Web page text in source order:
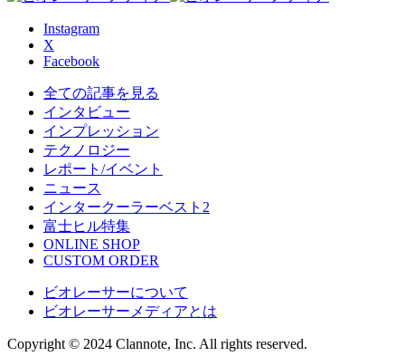
Instagram
X
Facebook
全ての記事を見る
インタビュー
インプレッション
テクノロジー
レポート/イベント
ニュース
インタークーラーベスト2
富士ヒル特集
ONLINE SHOP
CUSTOM ORDER
ビオレーサーについて
ビオレーサーメディアとは
Copyright © 2024 Clannote, Inc. All rights reserved.